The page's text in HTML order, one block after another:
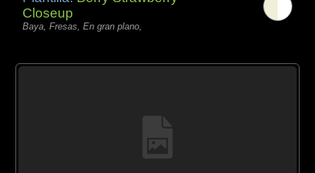
Closeup
Baya, Fresas, En gran plano,